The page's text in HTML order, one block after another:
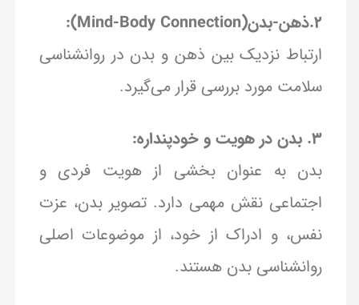
2.ذهن-بدن(Mind-Body Connection):
ارتباط نزدیک بین ذهن و بدن در روانشناسی
سلامت مورد بررسی قرار می‌گیرد.
3. بدن در هویت و خودپنداره:
بدن به عنوان بخشی از هویت فردی و
اجتماعی نقش مهمی دارد. تصویر بدن، عزت
نفس، و ادراک از خود، از موضوعات اصلی
روانشناسی بدن هستند.